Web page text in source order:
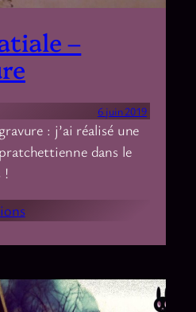
–
6 juin 2019
: j’ai réalisé une
dans le
!